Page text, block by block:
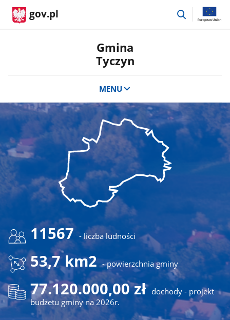
gov.pl
przejdź
Gmina
Tyczyn
MENU
11567 - liczba ludności
53,7 km2 - powierzchnia gminy
77.120.000,00 zł dochody - projekt
budżetu gminy na 2026r.